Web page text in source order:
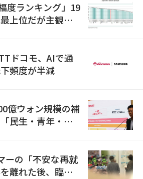
度ランキング」19
上位だが主観的
ドコモ、AIで通
頻度が半減
億ウォン規模の補
民生・青年・安
ーの「不安な再就
離れた後、臨時